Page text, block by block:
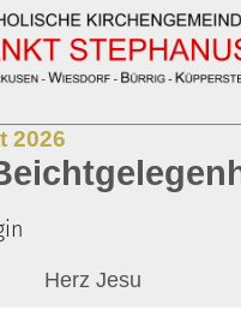
2026
Herz Jesu